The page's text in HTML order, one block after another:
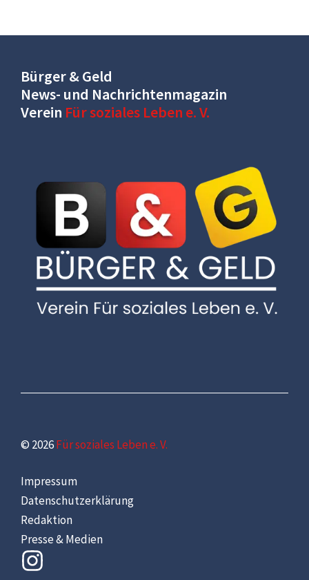
Bürger & Geld
News- und Nachrichtenmagazin
Verein Für soziales Leben e. V.
© 2026Für soziales Leben e. V.
Impressum
Datenschutzerklärung
Redaktion
Presse & Medien